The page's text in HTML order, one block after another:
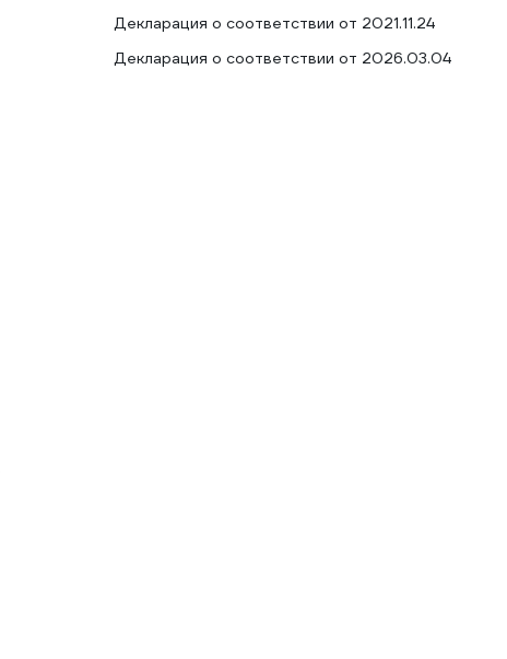
Декларация о соответствии от 2021.11.24
Декларация о соответствии от 2026.03.04